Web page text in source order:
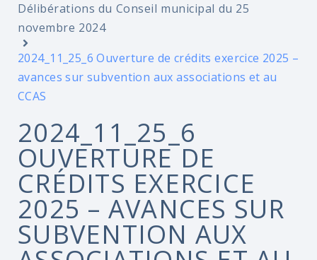
Délibérations du Conseil municipal du 25
novembre 2024
2024_11_25_6 Ouverture de crédits exercice 2025 –
avances sur subvention aux associations et au
CCAS
2024_11_25_6
OUVERTURE DE
CRÉDITS EXERCICE
2025 – AVANCES SUR
SUBVENTION AUX